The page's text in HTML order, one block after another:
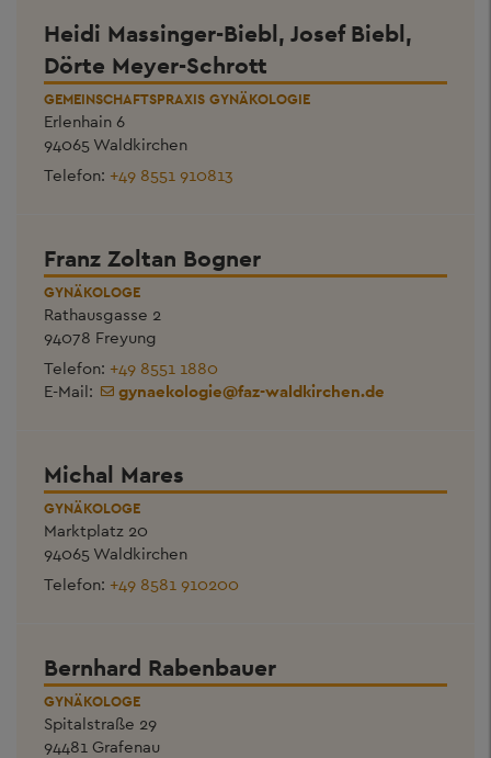
Heidi Massinger-Biebl, Josef Biebl,
Dörte Meyer-Schrott
GEMEINSCHAFTSPRAXIS GYNÄKOLOGIE
Erlenhain 6
94065 Waldkirchen
Telefon: +49 8551 910813
Franz Zoltan Bogner
GYNÄKOLOGE
Rathausgasse 2
94078 Freyung
Telefon: +49 8551 1880
E-Mail:
gynaekologie@faz-waldkirchen.de
Michal Mares
GYNÄKOLOGE
Marktplatz 20
94065 Waldkirchen
Telefon: +49 8581 910200
Bernhard Rabenbauer
GYNÄKOLOGE
Spitalstraße 29
94481 Grafenau